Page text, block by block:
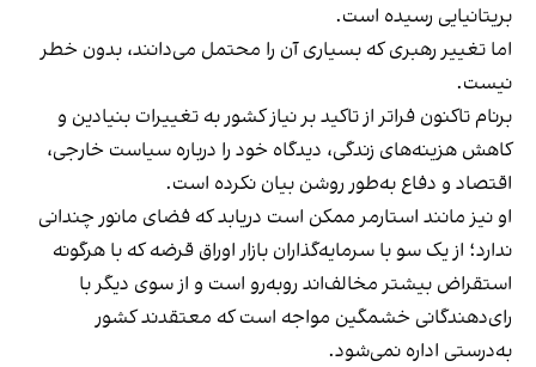
بریتانیایی رسیده است.
اما تغییر رهبری که بسیاری آن را محتمل می‌دانند، بدون خطر
نیست.
برنام تاکنون فراتر از تاکید بر نیاز کشور به تغییرات بنیادین و
کاهش هزینه‌های زندگی، دیدگاه خود را درباره سیاست خارجی،
اقتصاد و دفاع به‌طور روشن بیان نکرده است.
او نیز مانند استارمر ممکن است دریابد که فضای مانور چندانی
ندارد؛ از یک سو با سرمایه‌گذاران بازار اوراق قرضه که با هرگونه
استقراض بیشتر مخالف‌اند روبه‌رو است و از سوی دیگر با
رای‌دهندگانی خشمگین مواجه است که معتقدند کشور
به‌درستی اداره نمی‌شود.